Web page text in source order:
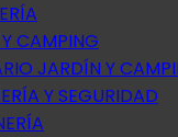
CAMPING
JARDÍN Y
Y SEGURIDAD